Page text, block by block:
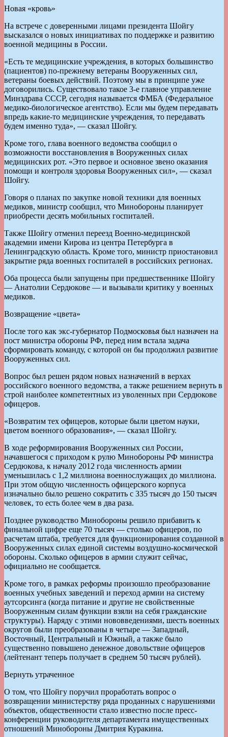
Новая «кровь»
На встрече с доверенными лицами президента Шойгу
высказался о новых инициативах по поддержке и развитию
военной медицины в России.
«Есть те медицинские учреждения, в которых большинство
(пациентов) по-прежнему ветераны Вооруженных сил,
ветераны боевых действий. Поэтому мы в принципе уже
договорились. Существовало такое 3-е главное управление
Минздрава СССР, сегодня называется ФМБА (Федеральное
медико-биологическое агентство). Если мы будем передавать
впредь какие-то медицинские учреждения, то передавать
будем именно туда», — сказал Шойгу.
Кроме того, глава военного ведомства сообщил о
возможности восстановления в Вооруженных силах
медицинских рот. «Это первое и основное звено оказания
помощи и контроля здоровья Вооруженных сил», — сказал
Шойгу.
Говоря о планах по закупке новой техники для военных
медиков, министр сообщил, что Минобороны планирует
приобрести десять мобильных госпиталей.
Также Шойгу отменил переезд Военно-медицинской
академии имени Кирова из центра Петербурга в
Ленинградскую область. Кроме того, министр приостановил
закрытие ряда военных госпиталей в российских регионах.
Оба процесса были запущены при предшественнике Шойгу
— Анатолии Сердюкове — и вызывали критику у военных
медиков.
Возвращение «цвета»
После того как экс-губернатор Подмосковья был назначен на
пост министра обороны РФ, перед ним встала задача
сформировать команду, с которой он бы продолжил развитие
Вооруженных сил.
Вопрос был решен рядом новых назначений в верхах
российского военного ведомства, а также решением вернуть в
строй наиболее компетентных из уволенных при Сердюкове
офицеров.
«Возвратим тех офицеров, которые были цветом науки,
цветом военного образования», — сказал Шойгу.
В ходе реформирования Вооруженных сил России,
начавшегося с приходом к рулю Минобороны РФ министра
Сердюкова, к началу 2012 года численность армии
уменьшилась с 1,2 миллиона военнослужащих до миллиона.
При этом общую численность офицерского корпуса
изначально было решено сократить с 335 тысяч до 150 тысяч
человек, то есть более чем в два раза.
Позднее руководство Минобороны решило прибавить к
финальной цифре еще 70 тысяч — столько офицеров, по
расчетам штаба, требуется для функционирования созданной в
Вооруженных силах единой системы воздушно-космической
обороны. Сколько офицеров в армии служит сейчас,
официально не сообщается.
Кроме того, в рамках реформы произошло преобразование
военных учебных заведений и переход армии на систему
аутсорсинга (когда питание и другие не свойственные
Вооруженным силам функции взяли на себя гражданские
структуры). Наряду с этими нововведениями, шесть военных
округов были преобразованы в четыре — Западный,
Восточный, Центральный и Южный, а также было
существенно повышено денежное довольствие офицеров
(лейтенант теперь получает в среднем 50 тысяч рублей).
Вернуть утраченное
О том, что Шойгу поручил проработать вопрос о
возвращении министерству ряда проданных с нарушениями
объектов, общественности стало известно после пресс-
конференции руководителя департамента имущественных
отношений Минобороны Дмитрия Куракина.